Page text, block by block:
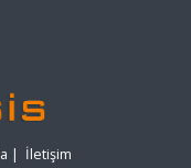
| İletişim